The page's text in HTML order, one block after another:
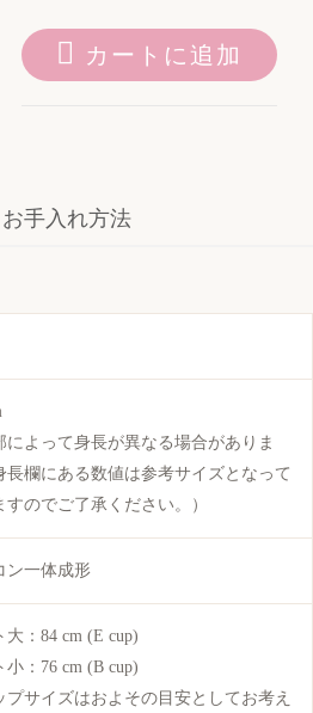
カートに追加
お手入れ方法
によって身長が異なる場合がありま
長欄にある数値は参考サイズとなって
すのでご了承ください。）
ン一体成形
大：84 cm (E cup)
小：76 cm (B cup)
プサイズはおよその目安としてお考え